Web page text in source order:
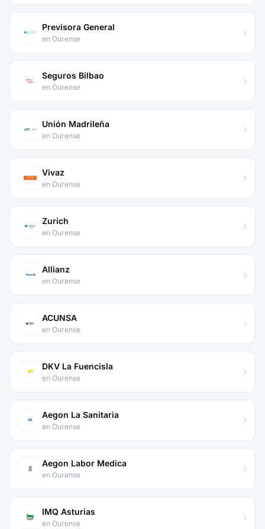
Previsora General
en Ourense
Seguros Bilbao
en Ourense
Unión Madrileña
en Ourense
Vivaz
en Ourense
Zurich
en Ourense
Allianz
en Ourense
ACUNSA
en Ourense
DKV La Fuencisla
en Ourense
Aegon La Sanitaria
en Ourense
Aegon Labor Medica
en Ourense
IMQ Asturias
en Ourense